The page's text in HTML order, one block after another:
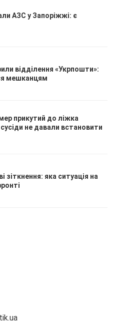
АЗС у Запоріжжі: є
відділення «Укрпошти»:
мешканцям
прикутий до ліжка
не давали встановити
зіткнення: яка ситуація на